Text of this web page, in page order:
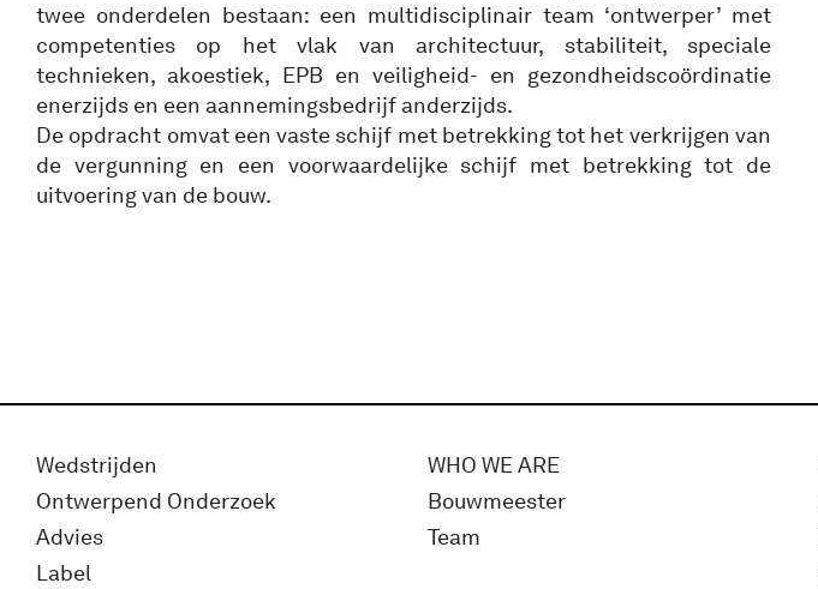
twee onderdelen bestaan: een multidisciplinair team ‘ontwerper’ met
competenties op het vlak van architectuur, stabiliteit, speciale
technieken, akoestiek, EPB en veiligheid- en gezondheidscoördinatie
enerzijds en een aannemingsbedrijf anderzijds.
De opdracht omvat een vaste schijf met betrekking tot het verkrijgen van
de vergunning en een voorwaardelijke schijf met betrekking tot de
uitvoering van de bouw.
Wedstrijden
Ontwerpend Onderzoek
Advies
Label
WHO WE ARE
Bouwmeester
Team